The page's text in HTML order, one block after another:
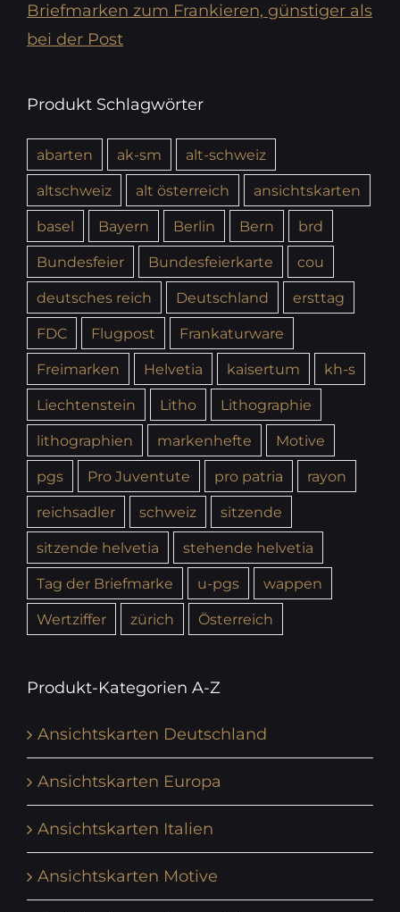
Briefmarken zum Frankieren, günstiger als
bei der Post
Produkt Schlagwörter
abarten ak-sm
alt-schweiz
altschweiz
alt österreich
ansichtskarten
basel
Bayern Berlin Bern
brd
Bundesfeier
Bundesfeierkarte
cou
deutsches reich
Deutschland
ersttag
FDC
Flugpost
Frankaturware
Freimarken
Helvetia kaisertum
kh-s
Liechtenstein
Litho
Lithographie
lithographien
markenhefte
Motive
pgs
Pro Juventute pro patria
rayon
reichsadler
schweiz
sitzende
sitzende helvetia
stehende helvetia
Tag der Briefmarke
u-pgs
wappen
Wertziffer
zürich Österreich
Produkt-Kategorien A-Z
Ansichtskarten Deutschland
Ansichtskarten Europa
Ansichtskarten Italien
Ansichtskarten Motive